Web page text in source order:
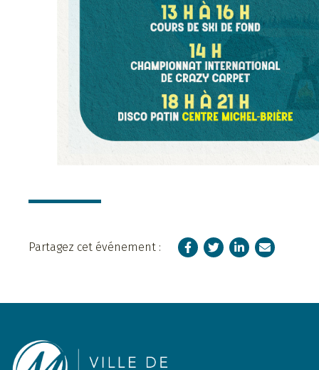
Partagez cet événement : Facebook
TwitterLinkedIn
Courriel